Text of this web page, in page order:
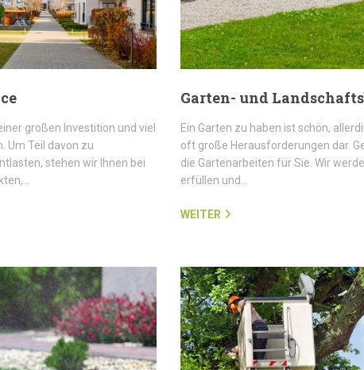
großen Investition und viel
Um Teil davon zu
stehen wir Ihnen bei
Garten- und
Ein Garten zu haben ist schön,
oft große Herausforderungen dar.
die Gartenarbeiten für Sie. Wir
erfüllen und…
WEITER